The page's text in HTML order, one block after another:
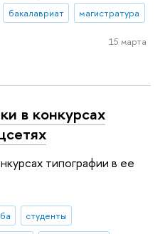
бакалавриат магистратура
15 марта
в конкурсах
типографии в ее
студенты